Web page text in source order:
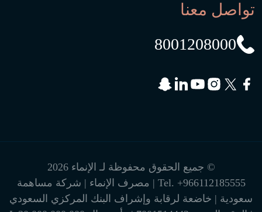
تواصل معنا
8001208000
© جميع الحقوق محفوظة لـ الإنماء 2026
Tel. +966112185555
| مصرف الإنماء | شركة مساهمة
سعودية | خاضعة لرقابة وإشراف البنك المركزي السعودي